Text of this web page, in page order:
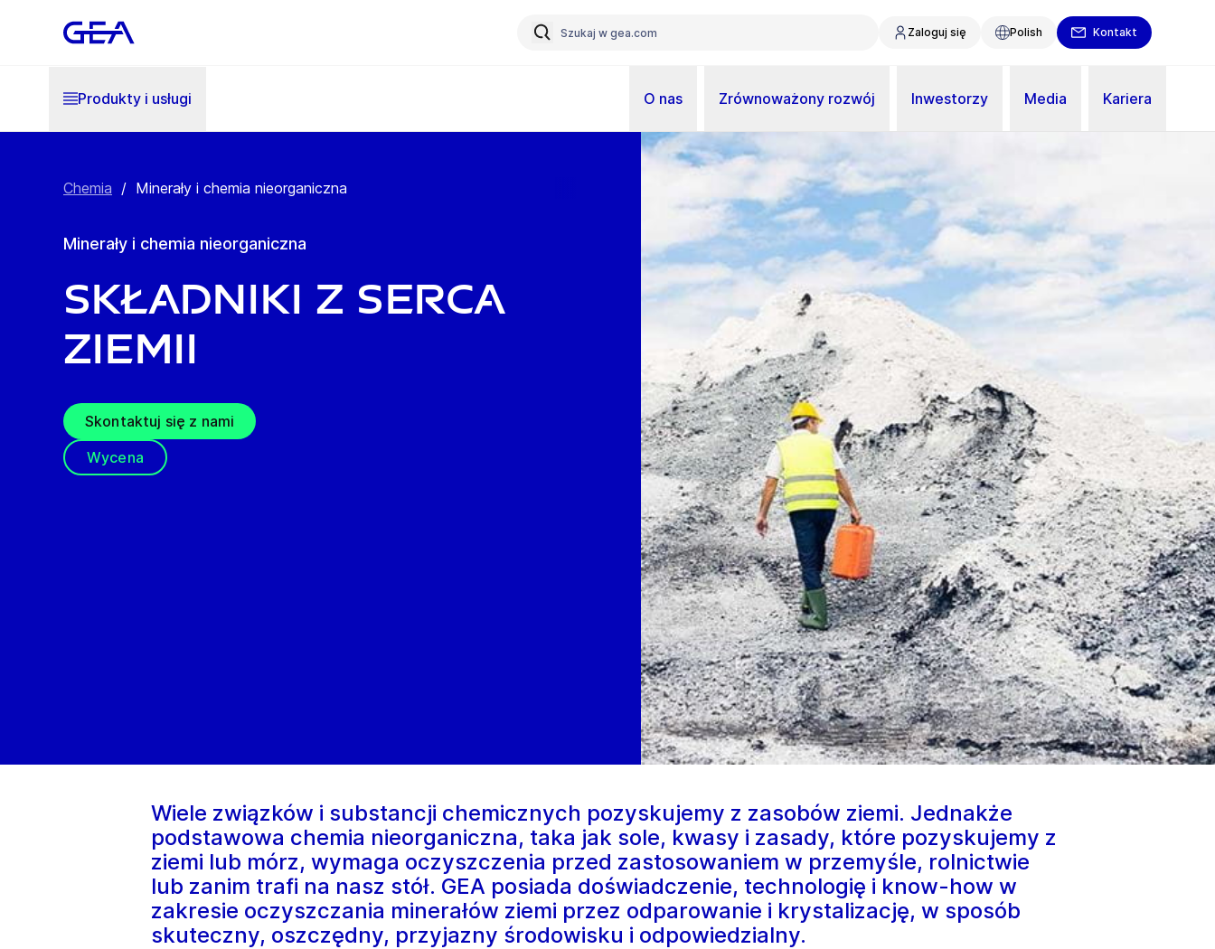
Zaloguj się Polish Kontakt
Produkty i usługi O nas Zrównoważony rozwój Inwestorzy Media Kariera
Chemia / Minerały i chemia nieorganiczna
Minerały i chemia nieorganiczna
Składniki z serca
Ziemii
Skontaktuj się z nami
Wycena
Wiele związków i substancji chemicznych pozyskujemy z zasobów ziemi. Jednakże
podstawowa chemia nieorganiczna, taka jak sole, kwasy i zasady, które pozyskujemy z
ziemi lub mórz, wymaga oczyszczenia przed zastosowaniem w przemyśle, rolnictwie
lub zanim trafi na nasz stół. GEA posiada doświadczenie, technologię i know-how w
zakresie oczyszczania minerałów ziemi przez odparowanie i krystalizację, w sposób
skuteczny, oszczędny, przyjazny środowisku i odpowiedzialny.